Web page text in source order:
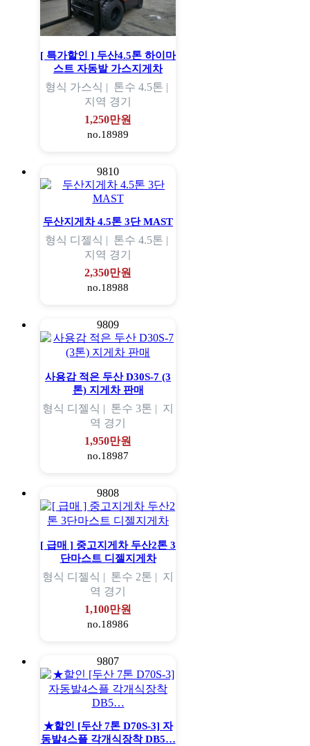
[ 특가할인 ] 두산4.5톤 하이마
스트 자동발 가스지게차
형식 가스식 | 톤수 4.5톤 |
지역 경기
1,250만원
no.18989
9810
두산지게차 4.5톤 3단 MAST
형식 디젤식 | 톤수 4.5톤 |
지역 경기
2,350만원
no.18988
9809
사용감 적은 두산 D30S-7 (3
톤) 지게차 판매
형식 디젤식 | 톤수 3톤 | 지
역 경기
1,950만원
no.18987
9808
[ 급매 ] 중고지게차 두산2톤 3
단마스트 디젤지게차
형식 디젤식 | 톤수 2톤 | 지
역 경기
1,100만원
no.18986
9807
★할인 [두산 7톤 D70S-3] 자
동발4스플 각개식장착 DB5…